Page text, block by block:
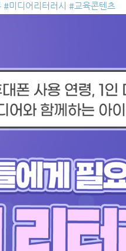
#미디어리터러시 #교육콘텐츠